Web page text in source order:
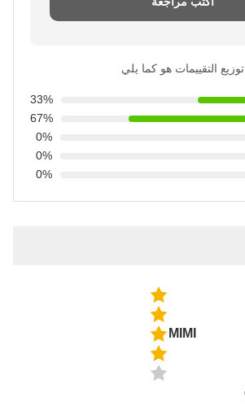
توزيع التقييمات هو كما يلي
33%
67%
0%
0%
0%
MIMI